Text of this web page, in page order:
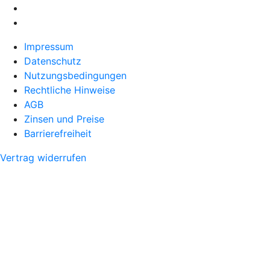
Impressum
Datenschutz
Nutzungsbedingungen
Rechtliche Hinweise
AGB
Zinsen und Preise
Barrierefreiheit
Vertrag widerrufen